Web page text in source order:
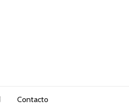
Contacto